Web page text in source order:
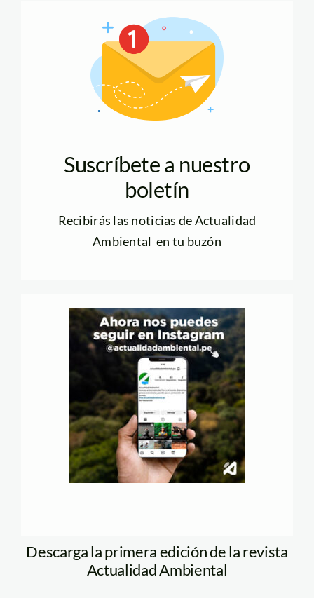
Suscríbete a nuestro
boletín
Recibirás las noticias de Actualidad
Ambiental en tu buzón
Descarga la primera edición de la revista
Actualidad Ambiental